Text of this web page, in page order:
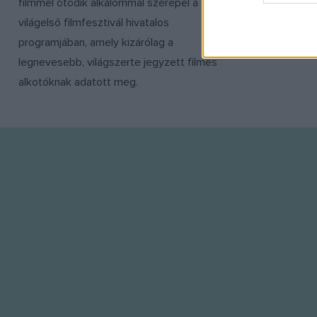
web or
I want
filmmel ötödik alkalommal szerepel a
világelső filmfesztivál hivatalos
programjában, amely kizárólag a
legnevesebb, világszerte jegyzett filmes
alkotóknak adatott meg.
filmek